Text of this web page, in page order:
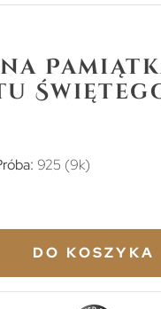
925 (9k)
DO KOSZYKA